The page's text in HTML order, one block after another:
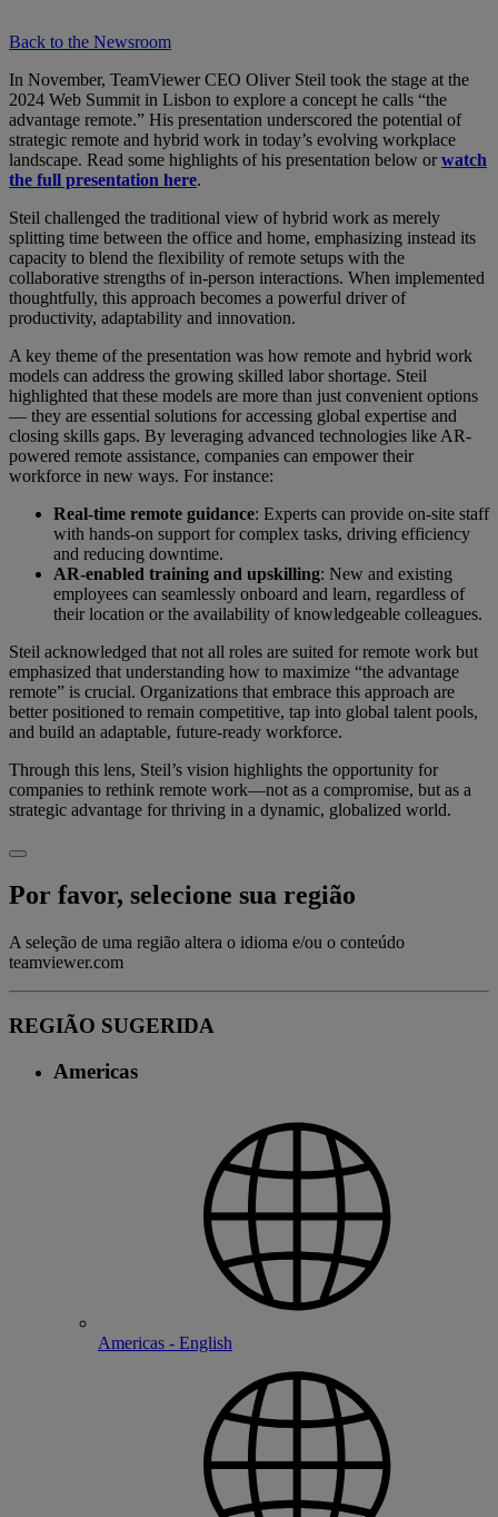
Back to the Newsroom
In November, TeamViewer CEO Oliver Steil took the stage at the
2024 Web Summit in Lisbon to explore a concept he calls “the
advantage remote.” His presentation underscored the potential of
strategic remote and hybrid work in today’s evolving workplace
landscape. Read some highlights of his presentation below orwatch
the full presentation here.
Steil challenged the traditional view of hybrid work as merely
splitting time between the office and home, emphasizing instead its
capacity to blend the flexibility of remote setups with the
collaborative strengths of in-person interactions. When implemented
thoughtfully, this approach becomes a powerful driver of
productivity, adaptability and innovation.
A key theme of the presentation was how remote and hybrid work
models can address the growing skilled labor shortage. Steil
highlighted that these models are more than just convenient options
— they are essential solutions for accessing global expertise and
closing skills gaps. By leveraging advanced technologies like AR-
powered remote assistance, companies can empower their
workforce in new ways. For instance:
Real-time remote guidance: Experts can provide on-site staff
with hands-on support for complex tasks, driving efficiency
and reducing downtime.
AR-enabled training and upskilling: New and existing
employees can seamlessly onboard and learn, regardless of
their location or the availability of knowledgeable colleagues.
Steil acknowledged that not all roles are suited for remote work but
emphasized that understanding how to maximize “the advantage
remote” is crucial. Organizations that embrace this approach are
better positioned to remain competitive, tap into global talent pools,
and build an adaptable, future-ready workforce.
Through this lens, Steil’s vision highlights the opportunity for
companies to rethink remote work—not as a compromise, but as a
strategic advantage for thriving in a dynamic, globalized world.
Por favor, selecione sua região
A seleção de uma região altera o idioma e/ou o conteúdo
teamviewer.com
REGIÃO SUGERIDA
Americas
Americas - English